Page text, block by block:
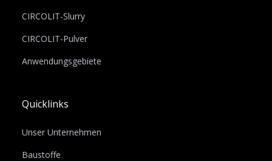
CIRCOLIT-Slurry
CIRCOLIT-Pulver
Anwendungsgebiete
Quicklinks
Unser Unternehmen
Baustoffe